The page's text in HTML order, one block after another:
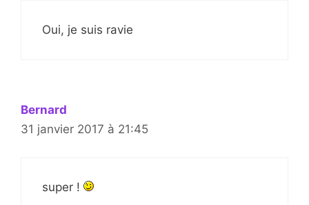
Oui, je suis ravie
Bernard
31 janvier 2017 à 21:45
super !